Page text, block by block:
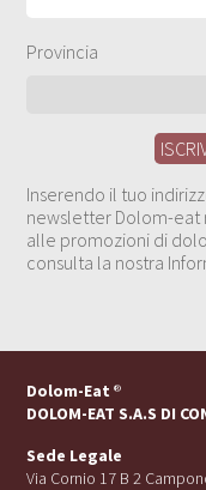
Provincia
Inserendo il tuo
newsletter Dolom-eat
alle promozioni di
consulta la nostra
Dolom-Eat ®
DOLOM-EAT S.A.S DI
Sede Legale
Via Cornio 17 B 2